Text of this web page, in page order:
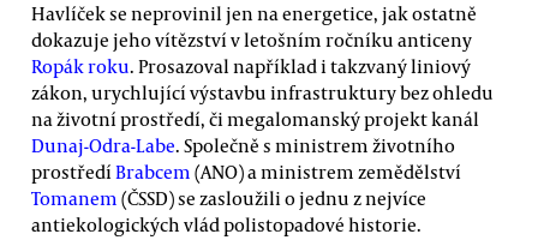
Havlíček se neprovinil jen na energetice, jak ostatně
dokazuje jeho vítězství v letošním ročníku anticeny
Ropák roku. Prosazoval například i takzvaný liniový
zákon, urychlující výstavbu infrastruktury bez ohledu
na životní prostředí, či megalomanský projekt kanál
Dunaj-Odra-Labe. Společně s ministrem životního
prostředíBrabcem (ANO) a ministrem zemědělství
Tomanem (ČSSD) se zasloužili o jednu z nejvíce
antiekologických vlád polistopadové historie.